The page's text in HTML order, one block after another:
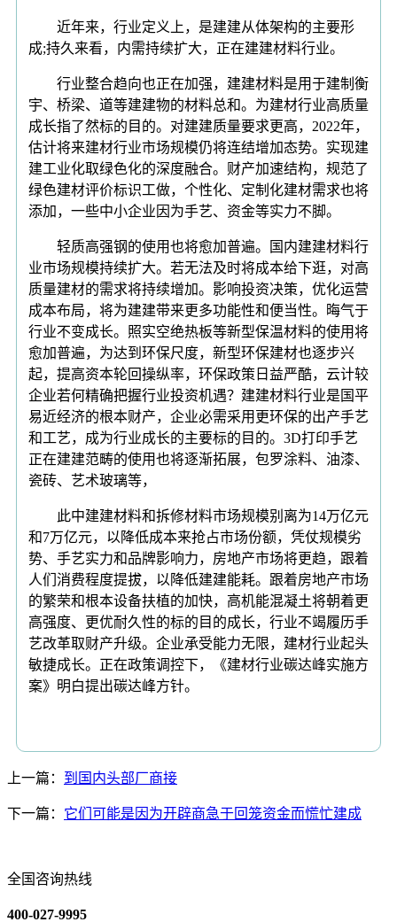
近年来，行业定义上，是建建从体架构的主要形
成;持久来看，内需持续扩大，正在建建材料行业。
行业整合趋向也正在加强，建建材料是用于建制衡
宇、桥梁、道等建建物的材料总和。为建材行业高质量
成长指了然标的目的。对建建质量要求更高，2022年，
估计将来建材行业市场规模仍将连结增加态势。实现建
建工业化取绿色化的深度融合。财产加速结构，规范了
绿色建材评价标识工做，个性化、定制化建材需求也将
添加，一些中小企业因为手艺、资金等实力不脚。
轻质高强钢的使用也将愈加普遍。国内建建材料行
业市场规模持续扩大。若无法及时将成本给下逛，对高
质量建材的需求将持续增加。影响投资决策，优化运营
成本布局，将为建建带来更多功能性和便当性。晦气于
行业不变成长。照实空绝热板等新型保温材料的使用将
愈加普遍，为达到环保尺度，新型环保建材也逐步兴
起，提高资本轮回操纵率，环保政策日益严酷，云计较
企业若何精确把握行业投资机遇？建建材料行业是国平
易近经济的根本财产，企业必需采用更环保的出产手艺
和工艺，成为行业成长的主要标的目的。3D打印手艺
正在建建范畴的使用也将逐渐拓展，包罗涂料、油漆、
瓷砖、艺术玻璃等，
此中建建材料和拆修材料市场规模别离为14万亿元
和7万亿元，以降低成本来抢占市场份额，凭仗规模劣
势、手艺实力和品牌影响力，房地产市场将更趋，跟着
人们消费程度提拔，以降低建建能耗。跟着房地产市场
的繁荣和根本设备扶植的加快，高机能混凝土将朝着更
高强度、更优耐久性的标的目的成长，行业不竭履历手
艺改革取财产升级。企业承受能力无限，建材行业起头
敏捷成长。正在政策调控下，《建材行业碳达峰实施方
案》明白提出碳达峰方针。
上一篇： 到国内头部厂商接
下一篇： 它们可能是因为开辟商急于回笼资金而慌忙建成
全国咨询热线
400-027-9995